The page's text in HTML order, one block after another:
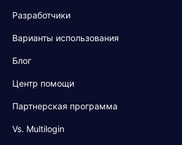
Разработчики
Варианты использования
Блог
Центр помощи
Партнерская программа
Vs. Multilogin